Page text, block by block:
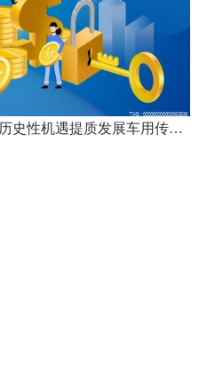
如何把握历史性机遇提质发展车用传感器？这场研讨会给出新思路